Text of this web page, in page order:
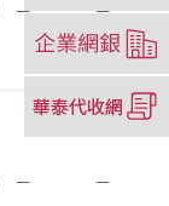
－ －
－ －
新
視
窗）
開
新
視
窗）
開
視